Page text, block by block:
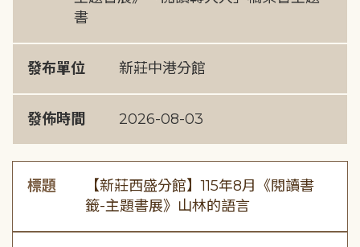
書
發布單位 新莊中港分館
發佈時間 2026-08-03
標題
【新莊西盛分館】115年8月《閱讀書
籤-主題書展》山林的語言